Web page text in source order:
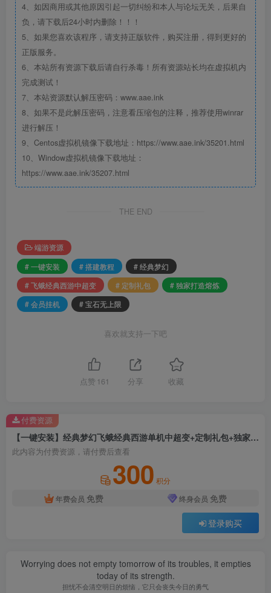
4、如因商用或其他原因引起一切纠纷和本人与论坛无关，后果自
负，请下载后24小时内删除！！！
5、如果您喜欢该程序，请支持正版软件，购买注册，得到更好的
正版服务。
6、本站所有资源下载后请自行杀毒！所有资源站长均在虚拟机内
完成测试！
7、本站资源默认解压密码：www.aae.ink
8、如果不是此解压密码，注意看压缩包的注释，推荐使用winrar
进行解压！
9、Centos虚拟机镜像下载地址：https://www.aae.ink/35201.html
10、Window虚拟机镜像下载地址：
https://www.aae.ink/35207.html
THE END
端游资源
# 一键安装
# 搭建教程
# 经典梦幻
# 飞蛾经典西游中超变
# 定制礼包
# 独家打造熔炼
# 会员挂机
# 宝石无上限
喜欢就支持一下吧
点赞 161 分享 收藏
【一键安装】经典梦幻飞蛾经典西游单机中超变+定制礼包+独家打造熔炼+会员挂机+宝石无上限+搭建教程
此内容为付费资源，请付费后查看
300 积分
年费会员 免费 终身会员 免费
登录购买
付费资源
Worrying does not empty tomorrow of its troubles, it empties
today of its strength.
担忧不会清空明日的烦恼，它只会丧失今日的勇气